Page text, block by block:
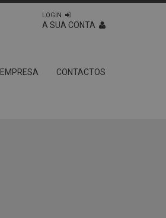
LOGIN
A SUA CONTA
EMPRESA CONTACTOS